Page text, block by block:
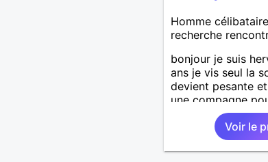
Homme
recherche
bonjour je suis
ans je vis seul la
devient pesante
une compagne
solitude et
beaucoup de
je suis une
sincere fidele
Voir le